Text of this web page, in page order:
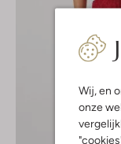
Wij, en
onze